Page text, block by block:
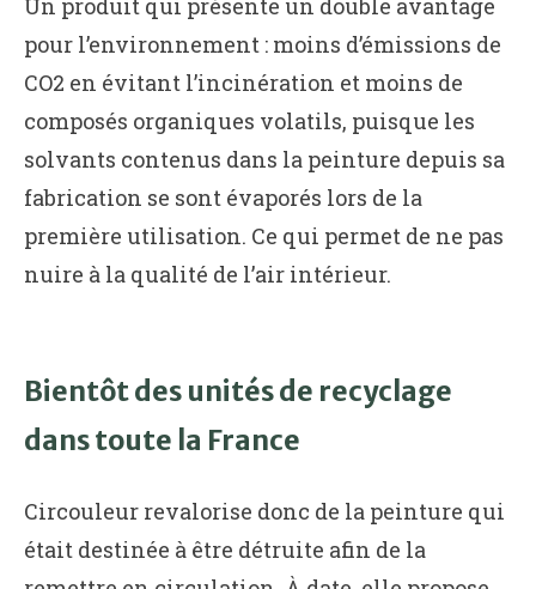
pour l’environnement : moins d’émissions de
CO2 en évitant l’incinération et moins de
composés organiques volatils, puisque les
solvants contenus dans la peinture depuis sa
fabrication se sont évaporés lors de la
première utilisation. Ce qui permet de ne pas
nuire à la qualité de l’air intérieur.
Bientôt des unités de recyclage
dans toute la France
Circouleur revalorise donc de la peinture qui
était destinée à être détruite afin de la